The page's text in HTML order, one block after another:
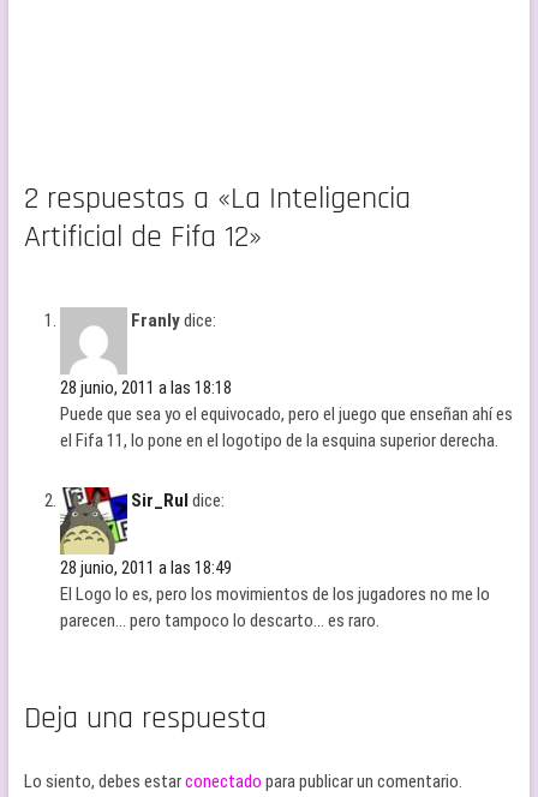
2 respuestas a «La Inteligencia
Artificial de Fifa 12»
Franlydice:
28 junio, 2011 a las 18:18
Puede que sea yo el equivocado, pero el juego que enseñan ahí es
el Fifa 11, lo pone en el logotipo de la esquina superior derecha.
Sir_Rul dice:
28 junio, 2011 a las 18:49
El Logo lo es, pero los movimientos de los jugadores no me lo
parecen… pero tampoco lo descarto… es raro.
Deja una respuesta
Lo siento, debes estarconectado para publicar un comentario.